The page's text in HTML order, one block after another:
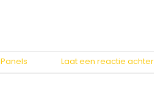
Panels Laat een reactie achter